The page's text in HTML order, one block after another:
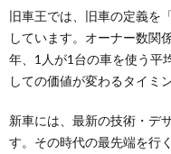
旧車王では、旧車の定義を
しています。オーナー数関
年、1人が1台の車を使う平
しての価値が変わるタイミ
新車には、最新の技術・デ
す。その時代の最先端を行